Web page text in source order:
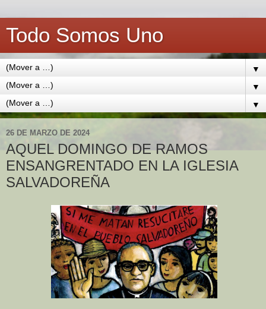
Todo Somos Uno
▼
▼
▼
26 DE MARZO DE 2024
AQUEL DOMINGO DE RAMOS
ENSANGRENTADO EN LA IGLESIA
SALVADOREÑA